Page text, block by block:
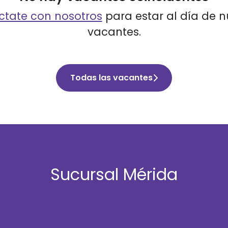
con nosotros para estar al día de
vacantes.
Todas las vacantes
Sucursal Mérida